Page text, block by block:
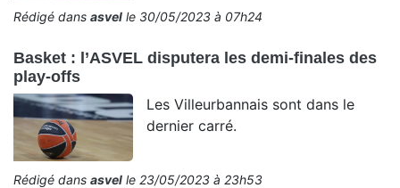
Rédigé dans asvel le 30/05/2023 à 07h24
Basket : l’ASVEL disputera les demi-finales des
play-offs
Les Villeurbannais sont dans le
dernier carré.
Rédigé dans asvel le 23/05/2023 à 23h53